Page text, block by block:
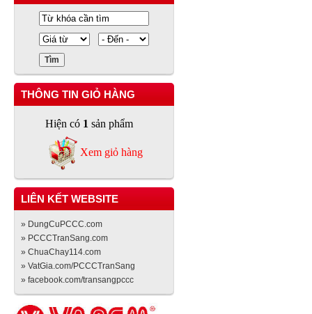
THÔNG TIN GIỎ HÀNG
Hiện có 1 sản phẩm
Xem giỏ hàng
LIÊN KẾT WEBSITE
» DungCuPCCC.com
» PCCCTranSang.com
» ChuaChay114.com
» VatGia.com/PCCCTranSang
» facebook.com/transangpccc